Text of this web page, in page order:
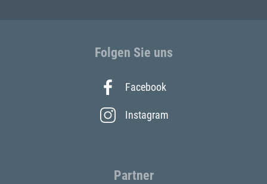
Folgen Sie uns
Facebook
Instagram
Partner